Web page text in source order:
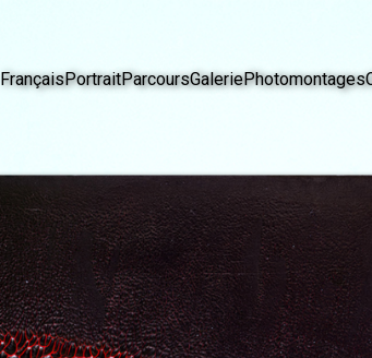
FrançaisPortraitParcoursGaleriePhotomontages